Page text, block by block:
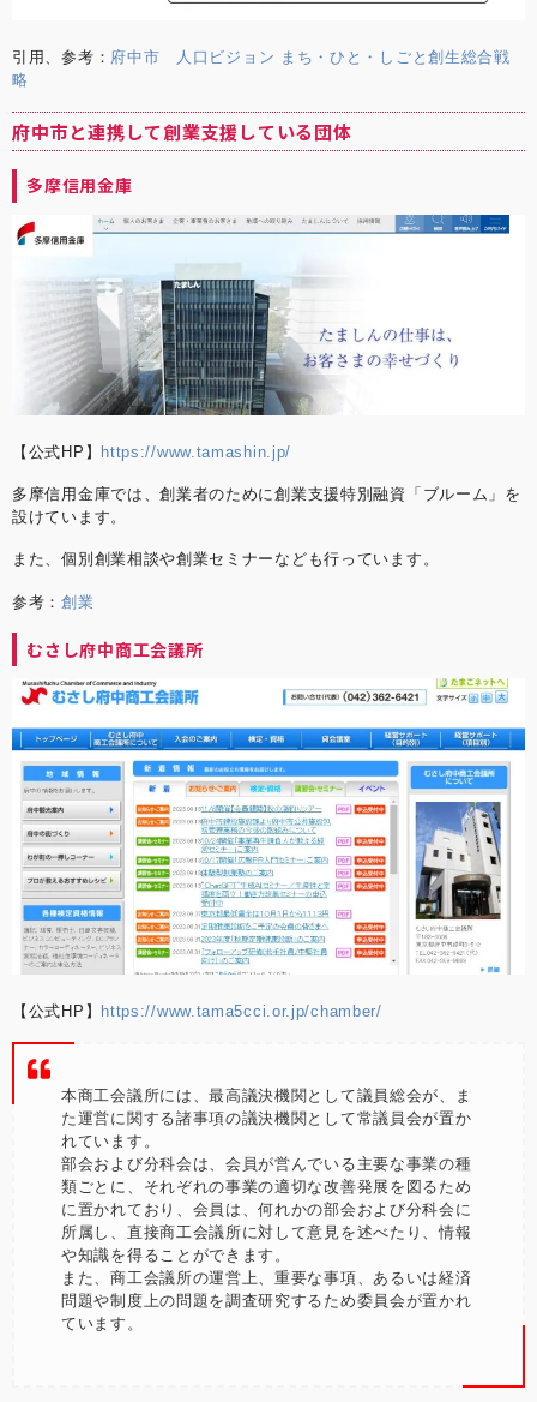
引用、参考： 府中市 ⼈⼝ビジョン まち・ひと・しごと創⽣総合戦
略
府中市と連携して創業支援している団体
多摩信用金庫
【公式HP】 https://www.tamashin.jp/
多摩信用金庫では、創業者のために創業支援特別融資「ブルーム」を
設けています。
また、個別創業相談や創業セミナーなども行っています。
参考：創業
むさし府中商工会議所
【公式HP】 https://www.tama5cci.or.jp/chamber/
本商工会議所には、最高議決機関として議員総会が、ま
た運営に関する諸事項の議決機関として常議員会が置か
れています。
部会および分科会は、会員が営んでいる主要な事業の種
類ごとに、それぞれの事業の適切な改善発展を図るため
に置かれており、会員は、何れかの部会および分科会に
所属し、直接商工会議所に対して意見を述べたり、情報
や知識を得ることができます。
また、商工会議所の運営上、重要な事項、あるいは経済
問題や制度上の問題を調査研究するため委員会が置かれ
ています。